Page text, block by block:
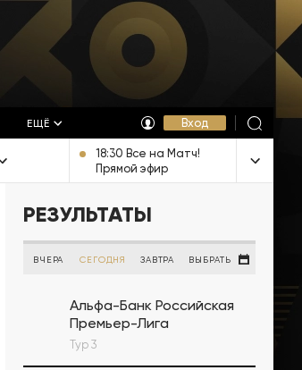
ЕЩЁ Вход
18:30 Все на Матч!
Прямой эфир
РЕЗУЛЬТАТЫ
ВЧЕРА СЕГОДНЯ ЗАВТРА ВЫБРАТЬ
Альфа-Банк Российская
Премьер-Лига
Тур 3